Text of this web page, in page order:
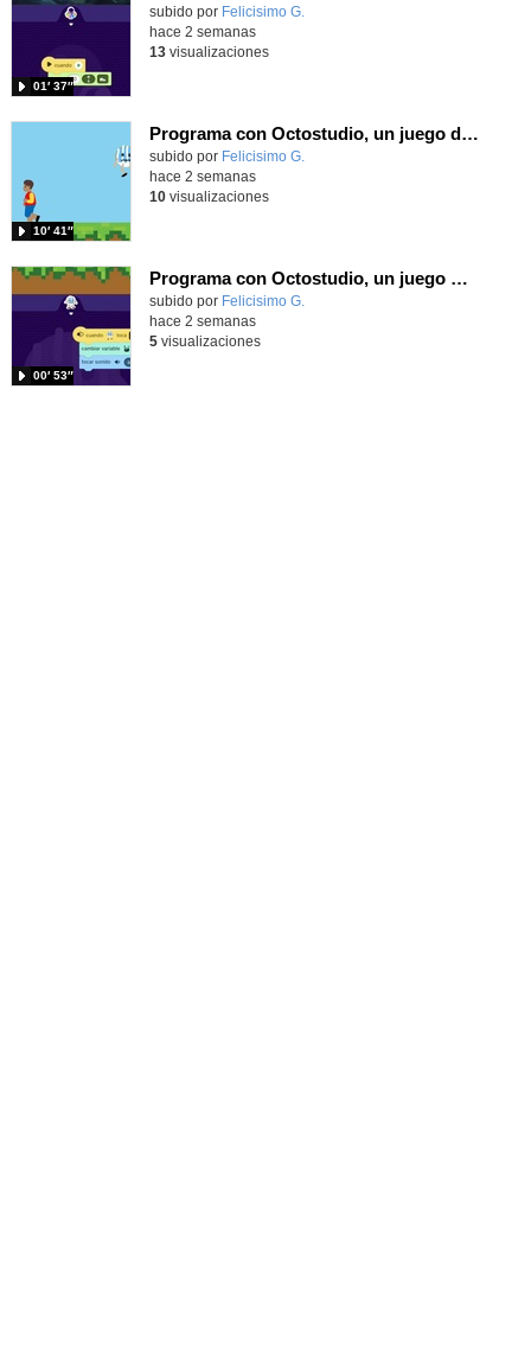
Contenido educativo.
subido por Felicisimo G.
01′ 37″
hace 2 semanas
13visualizaciones
Programa con Octostudio, un juego de 4 personajes ganando la copa del mundo saltando y esquivando rivales.
Contenido educativo.
subido por Felicisimo G.
10′ 41″
hace 2 semanas
10visualizaciones
Programa con Octostudio, un juego moviendo la tablet para ganar con España, el mundial 2026
Contenido educativo.
subido por Felicisimo G.
00′ 53″
hace 2 semanas
5visualizaciones